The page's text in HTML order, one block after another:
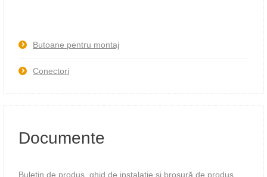
Butoane pentru montaj
Conectori
Documente
Buletin de produs, ghid de instalație și broșură de produs